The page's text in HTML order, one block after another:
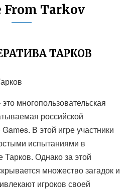
From Tarkov
ТАРКОВ
многопользовательская
российской
В этой игре участники
испытаниями в
Однако за этой
множество загадок и
игроков своей